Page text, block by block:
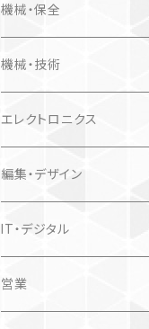
機械・保全
機械・技術
エレクトロニクス
編集・デザイン
IT・デジタル
営業